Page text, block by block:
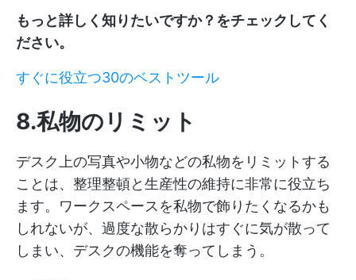
もっと詳しく知りたいですか？をチェックしてく
ださい。
すぐに役立つ30のベストツール
8.私物のリミット
デスク上の写真や小物などの私物をリミットする
ことは、整理整頓と生産性の維持に非常に役立ち
ます。ワークスペースを私物で飾りたくなるかも
しれないが、過度な散らかりはすぐに気が散って
しまい、デスクの機能を奪ってしまう。